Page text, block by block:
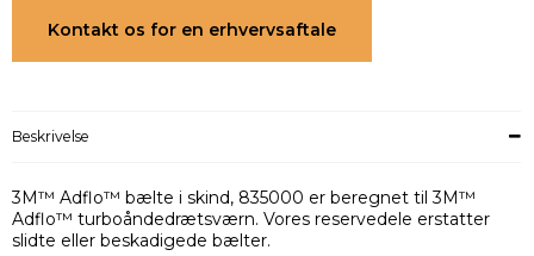
Kontakt os for en erhvervsaftale
Beskrivelse
3M™ Adflo™ bælte i skind, 835000 er beregnet til 3M™
Adflo™ turboåndedrætsværn. Vores reservedele erstatter
slidte eller beskadigede bælter.